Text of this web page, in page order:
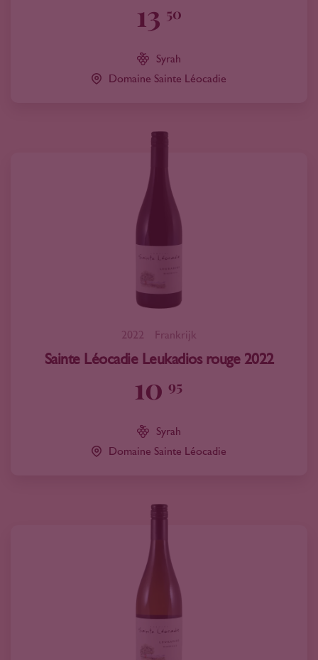
13 50
Syrah
Domaine Sainte Léocadie
2022 Frankrijk
Sainte Léocadie Leukadios rouge 2022
10 95
Syrah
Domaine Sainte Léocadie